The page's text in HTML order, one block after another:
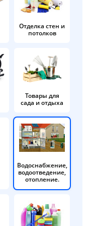
Отделка стен и
потолков
Товары для
сада и отдыха
Водоснабжение,
водоотведение,
отопление.